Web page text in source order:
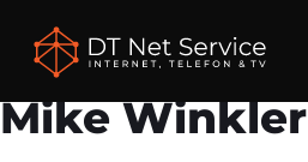
Mike Winkler